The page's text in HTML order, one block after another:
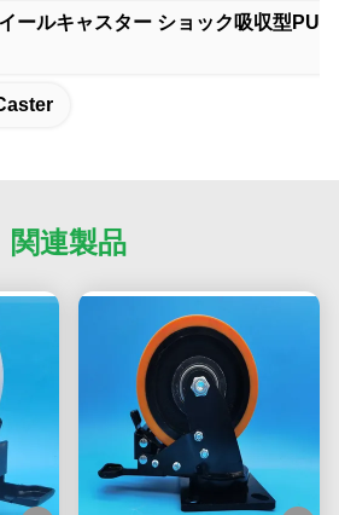
ールキャスター ショック吸収型PU
関連製品